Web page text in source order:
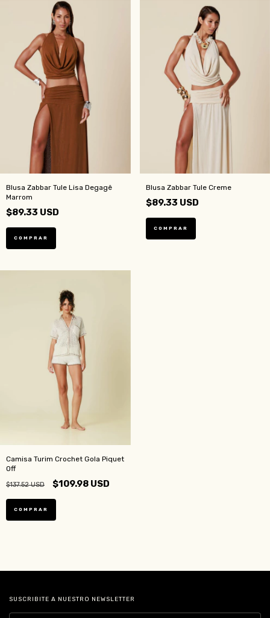
Blusa Zabbar Tule Lisa Degagê
Marrom
$89.33 USD
COMPRAR
Blusa Zabbar Tule Creme
$89.33 USD
COMPRAR
Camisa Turim Crochet Gola Piquet
Off
$137.52 USD $109.98 USD
COMPRAR
SUSCRIBITE A NUESTRO NEWSLETTER